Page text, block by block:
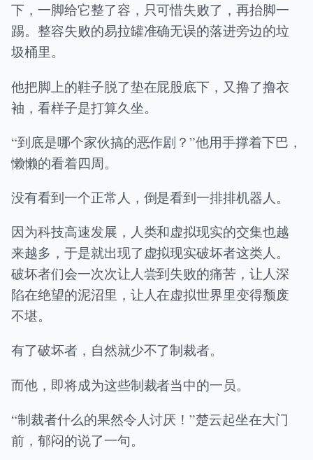
下，一脚给它整了容，只可惜失败了，再抬脚一
踢。整容失败的易拉罐准确无误的落进旁边的垃
圾桶里。
他把脚上的鞋子脱了垫在屁股底下，又撸了撸衣
袖，看样子是打算久坐。
“到底是哪个家伙搞的恶作剧？”他用手撑着下巴，
懒懒的看着四周。
没有看到一个正常人，倒是看到一排排机器人。
因为科技高速发展，人类和虚拟现实的交集也越
来越多，于是就出现了虚拟现实破坏者这类人。
破坏者们会一次次让人尝到失败的痛苦，让人深
陷在绝望的泥沼里，让人在虚拟世界里变得颓废
不堪。
有了破坏者，自然就少不了制裁者。
而他，即将成为这些制裁者当中的一员。
“制裁者什么的果然令人讨厌！”楚云起坐在大门
前，郁闷的说了一句。